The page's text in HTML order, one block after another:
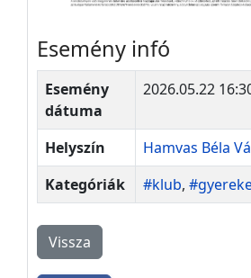
Esemény infó
Esemény
dátuma
2026.05.22
Helyszín
Hamvas Béla
Kategóriák
#klub,
Vissza